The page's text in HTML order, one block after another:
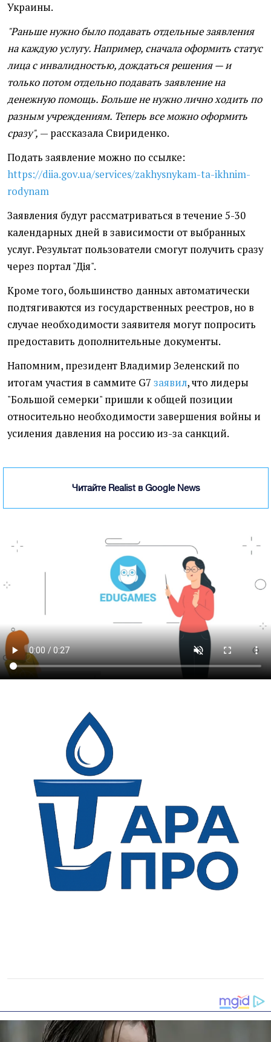
Украины.
"Раньше нужно было подавать отдельные заявления
на каждую услугу. Например, сначала оформить статус
лица с инвалидностью, дождаться решения — и
только потом отдельно подавать заявление на
денежную помощь. Больше не нужно лично ходить по
разным учреждениям. Теперь все можно оформить
сразу", — рассказала Свириденко.
Подать заявление можно по ссылке:
https://diia.gov.ua/services/zakhysnykam-ta-ikhnim-
rodynam
Заявления будут рассматриваться в течение 5-30
календарных дней в зависимости от выбранных
услуг. Результат пользователи смогут получить сразу
через портал "Дія".
Кроме того, большинство данных автоматически
подтягиваются из государственных реестров, но в
случае необходимости заявителя могут попросить
предоставить дополнительные документы.
Напомним, президент Владимир Зеленский по
итогам участия в саммите G7 заявил, что лидеры
"Большой семерки" пришли к общей позиции
относительно необходимости завершения войны и
усиления давления на россию из-за санкций.
Читайте Realist в Google News